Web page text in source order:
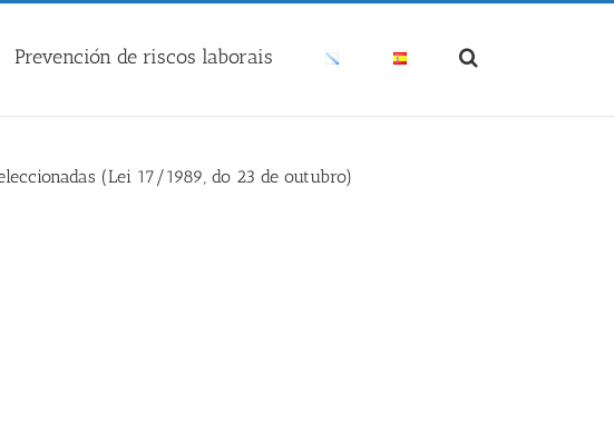
Prevención de riscos laborais
(Lei 17/1989, do 23 de outubro)